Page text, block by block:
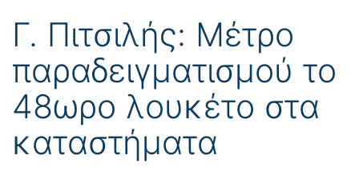
Γ. Πιτσιλής: Μέτρο
παραδειγματισμού το
48ωρο λουκέτο στα
καταστήματα